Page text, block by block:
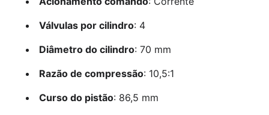
Válvulas por cilindro: 4
Diâmetro do cilindro: 70 mm
Razão de compressão: 10,5:1
Curso do pistão: 86,5 mm